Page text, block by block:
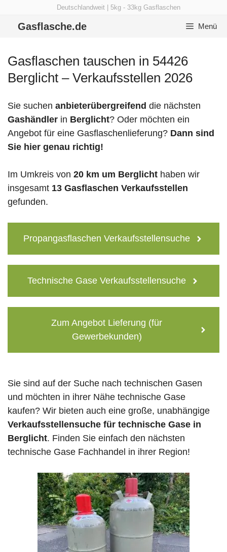
Deutschlandweit | 5kg - 33kg Gasflaschen
Gasflasche.de Menü
Gasflaschen tauschen in 54426
Berglicht – Verkaufsstellen 2026
Sie suchen anbieterübergreifend die nächsten
Gashändler in Berglicht? Oder möchten ein
Angebot für eine Gasflaschenlieferung? Dann sind
Sie hier genau richtig!
Im Umkreis von 20 km um Berglicht haben wir
insgesamt 13 Gasflaschen Verkaufsstellen
gefunden.
Propangasflaschen Verkaufsstellensuche
Technische Gase Verkaufsstellensuche
Zum Angebot Lieferung (für
Gewerbekunden)
Sie sind auf der Suche nach technischen Gasen
und möchten in ihrer Nähe technische Gase
kaufen? Wir bieten auch eine große, unabhängige
Verkaufsstellensuche für technische Gase in
Berglicht. Finden Sie einfach den nächsten
technische Gase Fachhandel in ihrer Region!